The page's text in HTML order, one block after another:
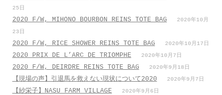
25日
2020 F/W, MIHONO BOURBON REINS TOTE BAG
2020年10月
23日
2020 F/W, RICE SHOWER REINS TOTE BAG 2020年10月17日
2020 PRIX DE L’ARC DE TRIOMPHE 2020年10月7日
2020 F/W, DEIRDRE REINS TOTE BAG 2020年9月18日
【現場の声】引退馬を救えない現状について2020 2020年9月7日
【紗栄子】NASU FARM VILLAGE 2020年9月6日